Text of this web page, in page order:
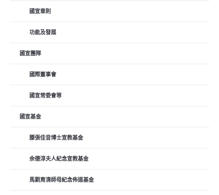
國宣章則
功能及發展
國宣團隊
國際董事會
國宣常委會等
國宣基金
滕張佳音博士宣教基金
余德淳夫人紀念宣教基金
馬劉育清師母紀念佈道基金